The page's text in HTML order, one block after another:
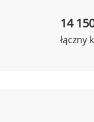
14
łączny